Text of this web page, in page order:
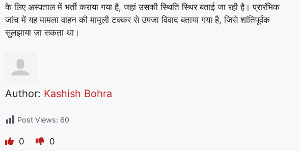
के लिए अस्पताल में भर्ती कराया गया है, जहां उसकी स्थिति स्थिर बताई जा रही है। प्रारंभिक
जांच में यह मामला वाहन की मामूली टक्कर से उपजा विवाद बताया गया है, जिसे शांतिपूर्वक
सुलझाया जा सकता था।
Author: Kashish Bohra
Post Views: 60
0 0